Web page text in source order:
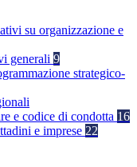
su organizzazione e
generali 9
strategico-
e codice di condotta 16
e imprese 22